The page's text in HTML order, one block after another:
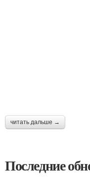
читать дальше →
Последние